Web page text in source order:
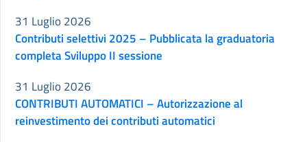
Contributi selettivi 2025 – Pubblicata la graduatoria
completa Sviluppo II sessione
31 Luglio 2026
CONTRIBUTI AUTOMATICI – Autorizzazione al
reinvestimento dei contributi automatici
31 Luglio 2026